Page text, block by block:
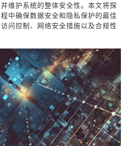
维护系统的整体安全性。本文将探
中确保数据安全和隐私保护的最佳
问控制、网络安全措施以及合规性